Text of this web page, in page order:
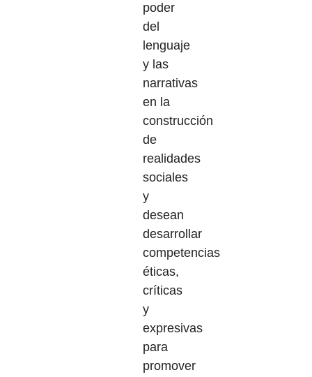
poder
del
lenguaje
y las
narrativas
en la
construcción
de
realidades
sociales
y
desean
desarrollar
competencias
éticas,
críticas
y
expresivas
para
promover